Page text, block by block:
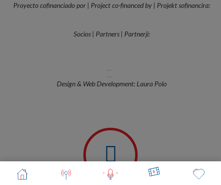
Proyecto cofinanciado por | Project co-financed by | Projekt sofinancira:
Socios | Partners | Partnerji:
—
Design & Web Development: Laura Polo